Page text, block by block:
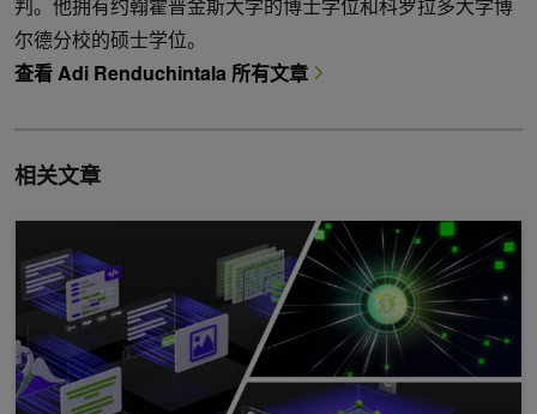
判。他拥有约翰霍普金斯大学的博士学位和科罗拉多大学博
尔德分校的硕士学位。
查看 Adi Renduchintala 所有文章
相关文章
借助 NVIDIA FLARE 2.4，在几分钟内将机器学习转变为联邦学习